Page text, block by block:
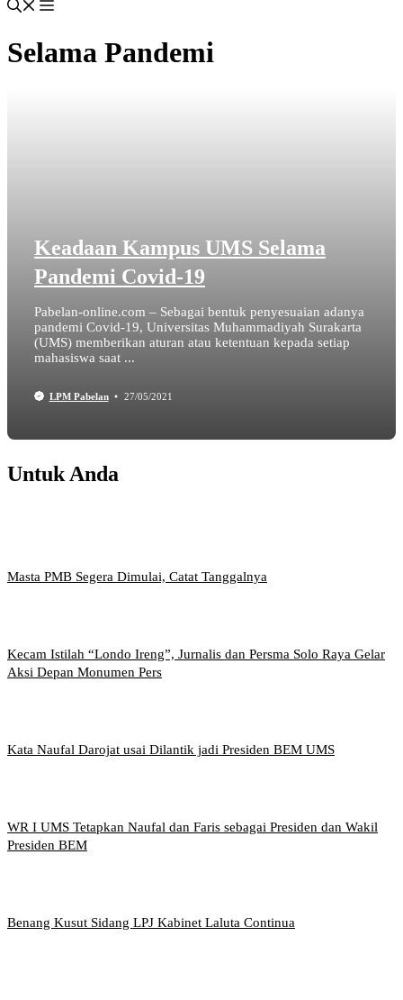
Selama Pandemi
Keadaan Kampus UMS Selama
Pandemi Covid-19
Pabelan-online.com – Sebagai bentuk penyesuaian adanya
pandemi Covid-19, Universitas Muhammadiyah Surakarta
(UMS) memberikan aturan atau ketentuan kepada setiap
mahasiswa saat ...
LPM Pabelan 27/05/2021
Untuk Anda
Masta PMB Segera Dimulai, Catat Tanggalnya
Kecam Istilah “Londo Ireng”, Jurnalis dan Persma Solo Raya Gelar
Aksi Depan Monumen Pers
Kata Naufal Darojat usai Dilantik jadi Presiden BEM UMS
WR I UMS Tetapkan Naufal dan Faris sebagai Presiden dan Wakil
Presiden BEM
Benang Kusut Sidang LPJ Kabinet Laluta Continua